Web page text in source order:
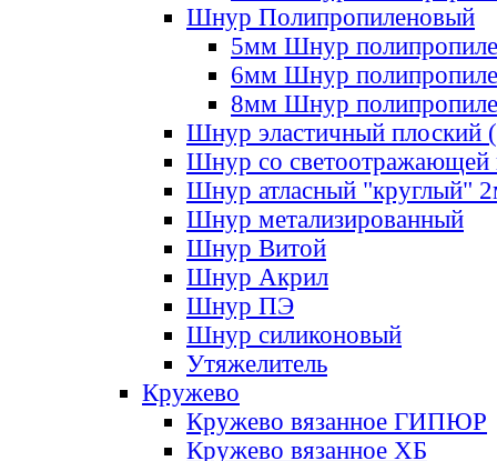
Шнур Полипропиленовый
5мм Шнур
6мм Шнур
8мм Шнур
Шнур эластичный плоский
Шнур со светоотражающей
Шнур атласный "круглый"
Шнур метализированный
Шнур Витой
Шнур Акрил
Шнур ПЭ
Шнур силиконовый
Утяжелитель
Кружево
Кружево вязанное ГИПЮР
Кружево вязанное ХБ